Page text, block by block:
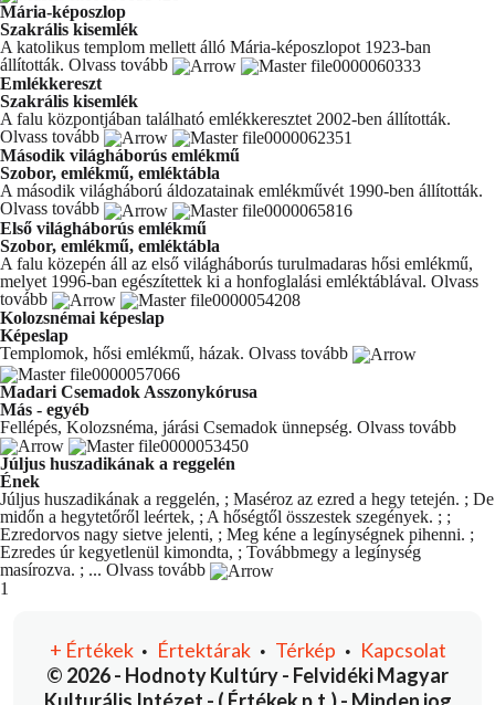
Mária-képoszlop
Szakrális kisemlék
A katolikus templom mellett álló Mária-képoszlopot 1923-ban
állították. Olvass tovább
Emlékkereszt
Szakrális kisemlék
A falu központjában található emlékkeresztet 2002-ben állították.
Olvass tovább
Második világháborús emlékmű
Szobor, emlékmű, emléktábla
A második világháború áldozatainak emlékművét 1990-ben állították.
Olvass tovább
Első világháborús emlékmű
Szobor, emlékmű, emléktábla
A falu közepén áll az első világháborús turulmadaras hősi emlékmű,
melyet 1996-ban egészítettek ki a honfoglalási emléktáblával. Olvass
tovább
Kolozsnémai képeslap
Képeslap
Templomok, hősi emlékmű, házak. Olvass tovább
Madari Csemadok Asszonykórusa
Más - egyéb
Fellépés, Kolozsnéma, járási Csemadok ünnepség. Olvass tovább
Júljus huszadikának a reggelén
Ének
Júljus huszadikának a reggelén, ; Maséroz az ezred a hegy tetején. ; De
midőn a hegytetőről leértek, ; A hőségtől összestek szegények. ; ;
Ezredorvos nagy sietve jelenti, ; Meg kéne a legínységnek pihenni. ;
Ezredes úr kegyetlenül kimondta, ; Továbbmegy a legínység
masírozva. ; ... Olvass tovább
You're currently reading page
1
© 2026 - Hodnoty Kultúry - Felvidéki Magyar
+ Értékek • Értektárak• Térkép • Kapcsolat